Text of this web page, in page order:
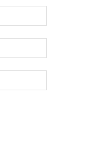
mail:*
Internetowa: